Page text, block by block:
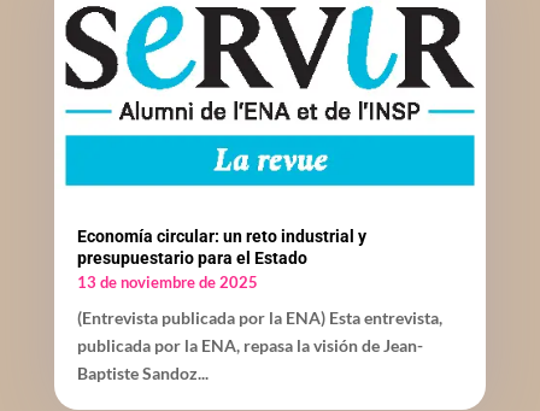
Economía circular: un reto industrial y
presupuestario para el Estado
13 de noviembre de 2025
(Entrevista publicada por la ENA) Esta entrevista,
publicada por la ENA, repasa la visión de Jean-
Baptiste Sandoz...